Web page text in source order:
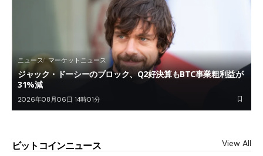
ニュース マーケットニュース
ジャック・ドーシーのブロック、Q2好決算もBTC事業粗利益が
31%減
2026年08月06日 14時01分
ビットコインニュース View All